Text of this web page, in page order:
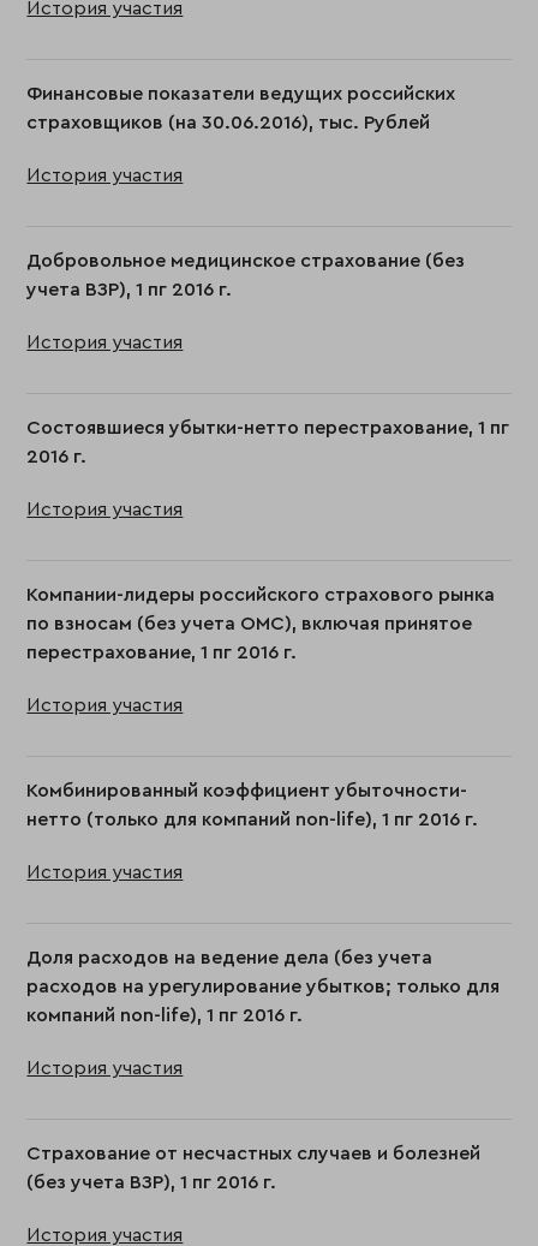
История участия
Финансовые показатели ведущих российских
страховщиков (на 30.06.2016), тыс. Рублей
История участия
Добровольное медицинское страхование (без
учета ВЗР), 1 пг 2016 г.
История участия
Состоявшиеся убытки-нетто перестрахование, 1 пг
2016 г.
История участия
Компании-лидеры российского страхового рынка
по взносам (без учета ОМС), включая принятое
перестрахование, 1 пг 2016 г.
История участия
Комбинированный коэффициент убыточности-
нетто (только для компаний non-life), 1 пг 2016 г.
История участия
Доля расходов на ведение дела (без учета
расходов на урегулирование убытков; только для
компаний non-life), 1 пг 2016 г.
История участия
Страхование от несчастных случаев и болезней
(без учета ВЗР), 1 пг 2016 г.
История участия